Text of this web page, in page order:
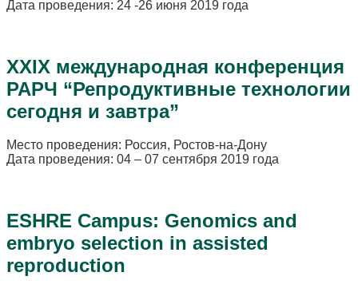
Дата проведения: 24 -26 июня 2019 года
XXIX международная конференция
РАРЧ “Репродуктивные технологии
сегодня и завтра”
Место проведения: Россия, Ростов-на-Дону
Дата проведения: 04 – 07 сентября 2019 года
ESHRE Campus: Genomics and
embryo selection in assisted
reproduction